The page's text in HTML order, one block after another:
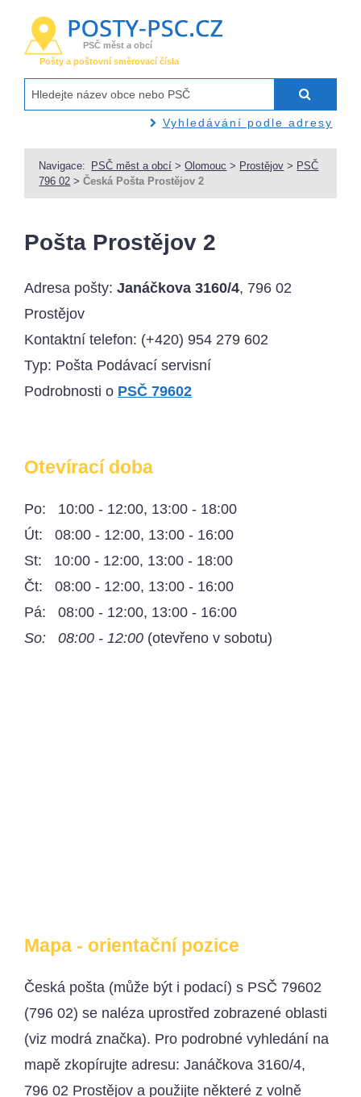
PSČ měst a obcí
Pošty a poštovní směrovací čísla
Vyhledávání podle adresy
Navigace: PSČ měst a obcí >Olomouc > Prostějov > PSČ
796 02 >Česká Pošta Prostějov 2
Pošta Prostějov 2
Adresa pošty:Janáčkova 3160/4, 796 02
Prostějov
Kontaktní telefon: (+420) 954 279 602
Typ: Pošta Podávací servisní
Podrobnosti o PSČ 79602
Otevírací doba
Po: 10:00 - 12:00, 13:00 - 18:00
Út: 08:00 - 12:00, 13:00 - 16:00
St: 10:00 - 12:00, 13:00 - 18:00
Čt: 08:00 - 12:00, 13:00 - 16:00
Pá: 08:00 - 12:00, 13:00 - 16:00
So: 08:00 - 12:00 (otevřeno v sobotu)
Mapa - orientační pozice
Česká pošta (může být i podací) s PSČ 79602
(796 02) se naléza uprostřed zobrazené oblasti
(viz modrá značka). Pro podrobné vyhledání na
mapě zkopírujte adresu: Janáčkova 3160/4,
796 02 Prostějov a použijte některé z volně